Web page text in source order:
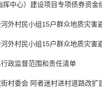
中心）建设项目专项债券资金
外村民小组15户群众地质灾
外村民小组15户群众地质灾害
政监督范围和责任清单
村委会 阿者迷村进村道路改